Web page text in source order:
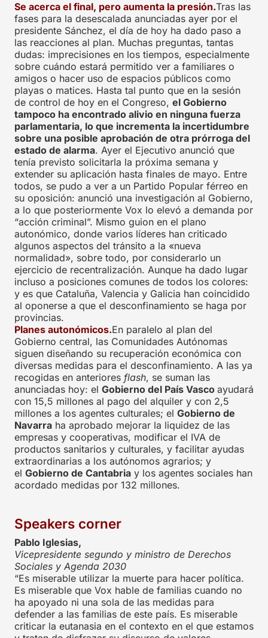
Se acerca el final, pero aumenta la presión.Tras las
fases para la desescalada anunciadas ayer por el
presidente Sánchez, el día de hoy ha dado paso a
las reacciones al plan. Muchas preguntas, tantas
dudas: imprecisiones en los tiempos, especialmente
sobre cuándo estará permitido ver a familiares o
amigos o hacer uso de espacios públicos como
playas o matices. Hasta tal punto que en la sesión
de control de hoy en el Congreso, el Gobierno
tampoco ha encontrado alivio en ninguna fuerza
parlamentaria, lo que incrementa la incertidumbre
sobre una posible aprobación de otra prórroga del
estado de alarma. Ayer el Ejecutivo anunció que
tenía previsto solicitarla la próxima semana y
extender su aplicación hasta finales de mayo. Entre
todos, se pudo a ver a un Partido Popular férreo en
su oposición: anunció una investigación al Gobierno,
a lo que posteriormente Vox lo elevó a demanda por
“acción criminal”. Mismo guion en el plano
autonómico, donde varios líderes han criticado
algunos aspectos del tránsito a la «nueva
normalidad», sobre todo, por considerarlo un
ejercicio de recentralización. Aunque ha dado lugar
incluso a posiciones comunes de todos los colores:
y es que Cataluña, Valencia y Galicia han coincidido
al oponerse a que el desconfinamiento se haga por
provincias.
Planes autonómicos.En paralelo al plan del
Gobierno central, las Comunidades Autónomas
siguen diseñando su recuperación económica con
diversas medidas para el desconfinamiento. A las ya
recogidas en anteriores flash, se suman las
anunciadas hoy: el Gobierno del País Vasco ayudará
con 15,5 millones al pago del alquiler y con 2,5
millones a los agentes culturales; el Gobierno de
Navarra ha aprobado mejorar la liquidez de las
empresas y cooperativas, modificar el IVA de
productos sanitarios y culturales, y facilitar ayudas
extraordinarias a los autónomos agrarios; y
el Gobierno de Cantabria y los agentes sociales han
acordado medidas por 132 millones.
Speakers corner
Pablo Iglesias,
Vicepresidente segundo y ministro de Derechos
Sociales y Agenda 2030
“Es miserable utilizar la muerte para hacer política.
Es miserable que Vox hable de familias cuando no
ha apoyado ni una sola de las medidas para
defender a las familias de este país. Es miserable
criticar la eutanasia en el contexto en el que estamos